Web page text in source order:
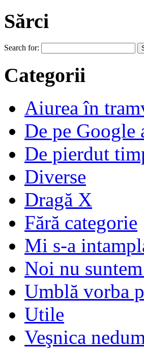
Sărci
Search for:
Categorii
Aiurea în
De pe Google
De pierdut
Diverse
Dragă X
Fără categorie
Mi s-a
Noi nu
Umblă vorba
Utile
Veşnica